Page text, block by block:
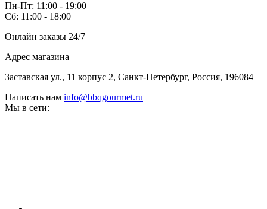
Пн-Пт: 11:00 - 19:00
Сб: 11:00 - 18:00
Онлайн заказы 24/7
Адрес магазина
Заставская ул., 11 корпус 2, Санкт-Петербург, Россия, 196084
Написать нам info@bbqgourmet.ru
Мы в сети: